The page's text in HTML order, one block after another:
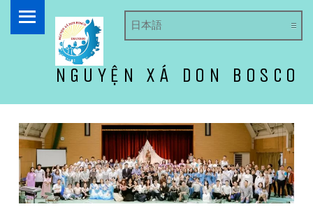
NGUYỆN XÁ DON BOSCO